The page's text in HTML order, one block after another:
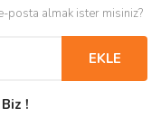
posta almak ister misiniz?
EKLE
!